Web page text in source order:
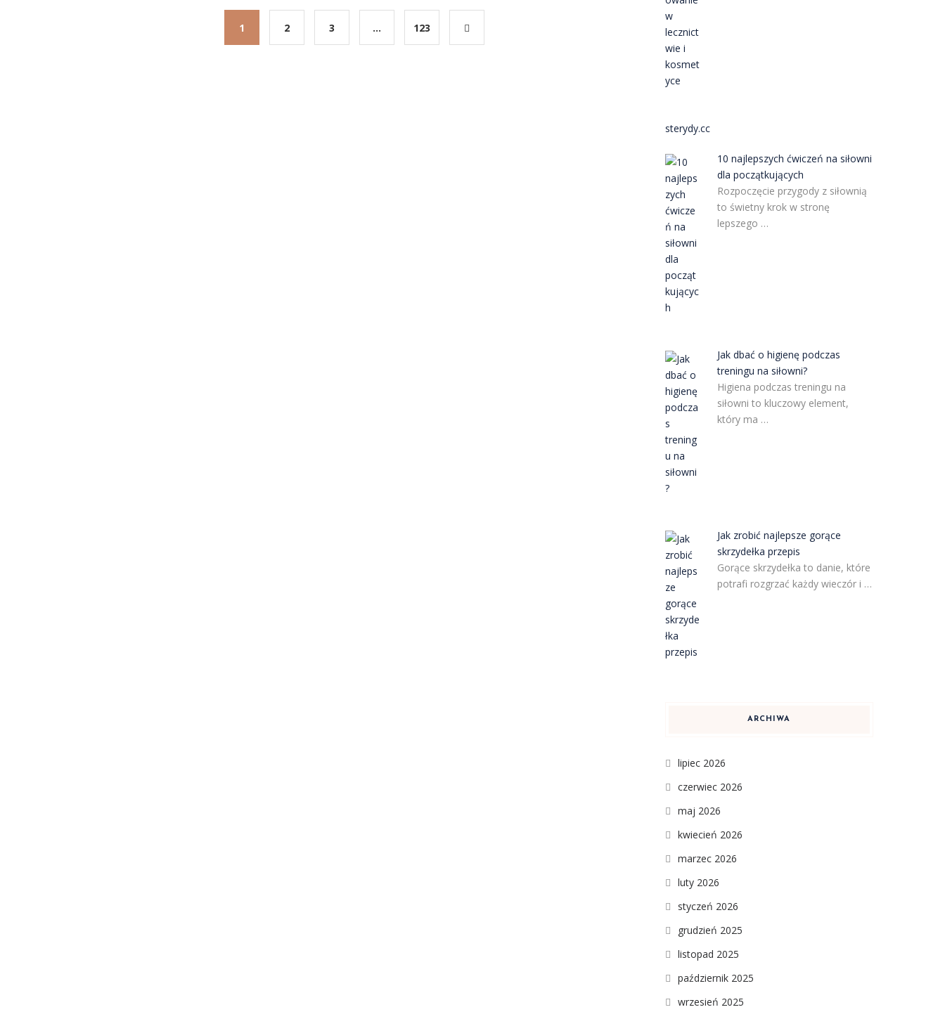
1 2 3 … 123
sterydy.cc
10 najlepszych ćwiczeń na siłowni
dla początkujących
Rozpoczęcie przygody z siłownią
to świetny krok w stronę
lepszego …
Jak dbać o higienę podczas
treningu na siłowni?
Higiena podczas treningu na
siłowni to kluczowy element,
który ma …
Jak zrobić najlepsze gorące
skrzydełka przepis
Gorące skrzydełka to danie, które
potrafi rozgrzać każdy wieczór i …
ARCHIWA
lipiec 2026
czerwiec 2026
maj 2026
kwiecień 2026
marzec 2026
luty 2026
styczeń 2026
grudzień 2025
listopad 2025
październik 2025
wrzesień 2025